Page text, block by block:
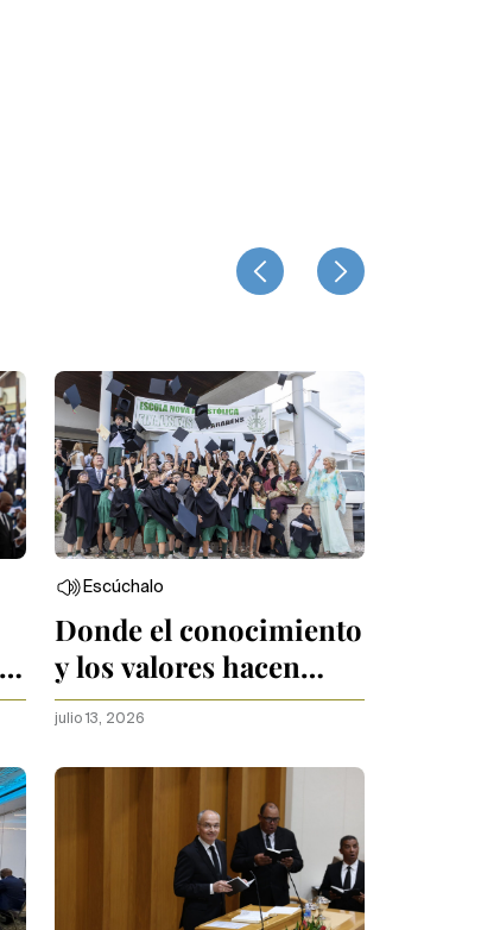
Escúchalo
Donde el conocimiento
y los valores hacen
escuela
julio 13, 2026